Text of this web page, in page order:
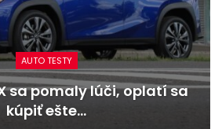
AUTO TESTY
hybrid-G 150 4×4 –
Trojitý útok